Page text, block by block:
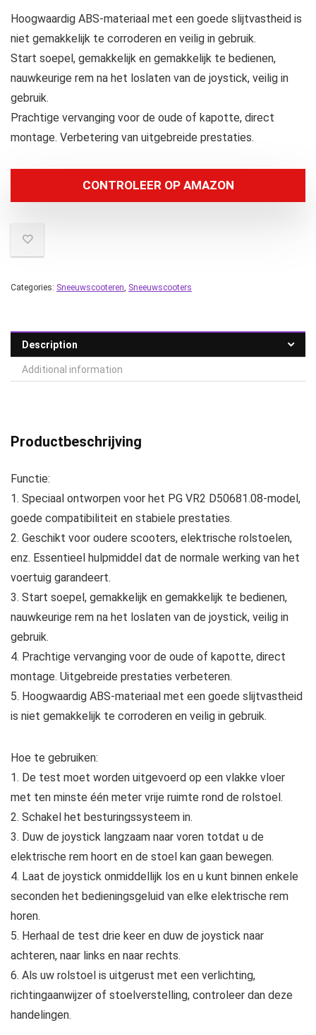
Hoogwaardig ABS-materiaal met een goede slijtvastheid is
niet gemakkelijk te corroderen en veilig in gebruik.
Start soepel, gemakkelijk en gemakkelijk te bedienen,
nauwkeurige rem na het loslaten van de joystick, veilig in
gebruik.
Prachtige vervanging voor de oude of kapotte, direct
montage. Verbetering van uitgebreide prestaties.
CONTROLEER OP AMAZON
Categories: Sneeuwscooteren, Sneeuwscooters
Description
Additional information
Productbeschrijving
Functie:
1. Speciaal ontworpen voor het PG VR2 D50681.08-model,
goede compatibiliteit en stabiele prestaties.
2. Geschikt voor oudere scooters, elektrische rolstoelen,
enz. Essentieel hulpmiddel dat de normale werking van het
voertuig garandeert.
3. Start soepel, gemakkelijk en gemakkelijk te bedienen,
nauwkeurige rem na het loslaten van de joystick, veilig in
gebruik.
4. Prachtige vervanging voor de oude of kapotte, direct
montage. Uitgebreide prestaties verbeteren.
5. Hoogwaardig ABS-materiaal met een goede slijtvastheid
is niet gemakkelijk te corroderen en veilig in gebruik.
Hoe te gebruiken:
1. De test moet worden uitgevoerd op een vlakke vloer
met ten minste één meter vrije ruimte rond de rolstoel.
2. Schakel het besturingssysteem in.
3. Duw de joystick langzaam naar voren totdat u de
elektrische rem hoort en de stoel kan gaan bewegen.
4. Laat de joystick onmiddellijk los en u kunt binnen enkele
seconden het bedieningsgeluid van elke elektrische rem
horen.
5. Herhaal de test drie keer en duw de joystick naar
achteren, naar links en naar rechts.
6. Als uw rolstoel is uitgerust met een verlichting,
richtingaanwijzer of stoelverstelling, controleer dan deze
handelingen.